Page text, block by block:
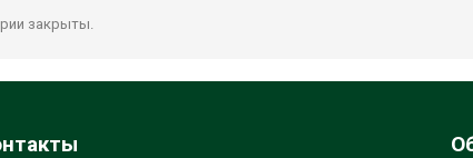
закрыты.